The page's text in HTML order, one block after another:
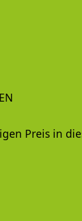
Preis in